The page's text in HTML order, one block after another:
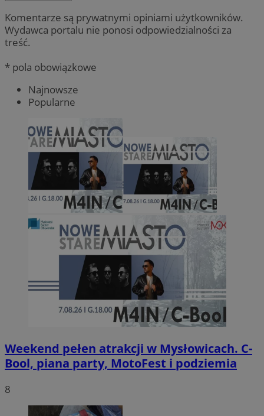
Komentarze są prywatnymi opiniami użytkowników.
Wydawca portalu nie ponosi odpowiedzialności za
treść.
* pola obowiązkowe
Najnowsze
Popularne
Weekend pełen atrakcji w Mysłowicach. C-
Bool, piana party, MotoFest i podziemia
8